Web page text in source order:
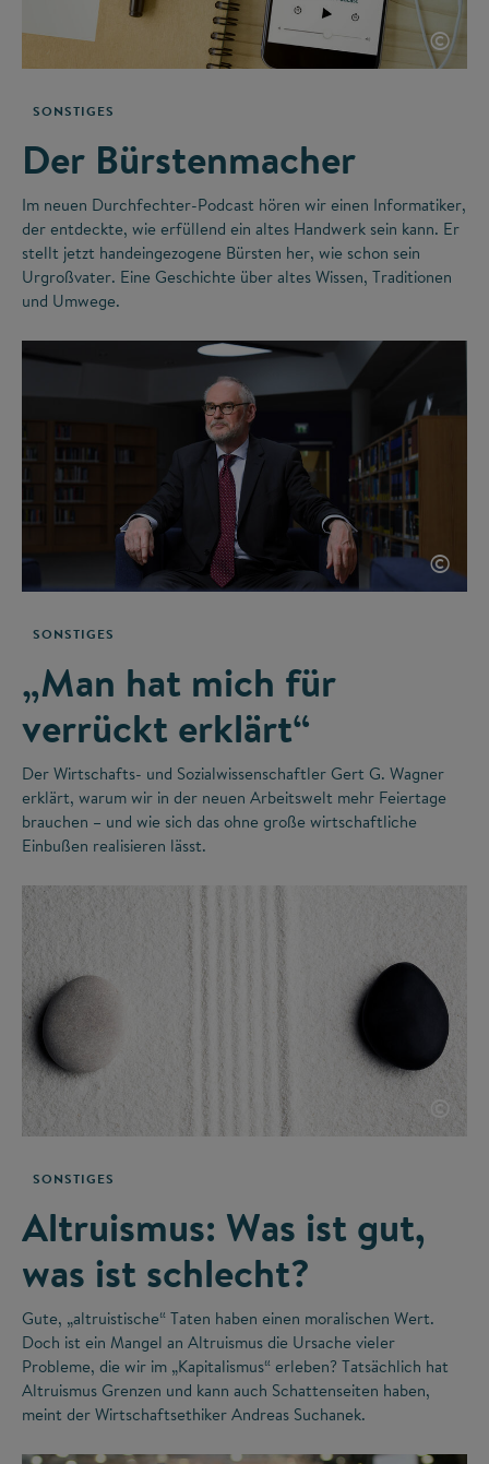
©
SONSTIGES
Der Bürstenmacher
Im neuen Durchfechter-Podcast hören wir einen Informatiker,
der entdeckte, wie erfüllend ein altes Handwerk sein kann. Er
stellt jetzt handeingezogene Bürsten her, wie schon sein
Urgroßvater. Eine Geschichte über altes Wissen, Traditionen
und Umwege.
©
SONSTIGES
„Man hat mich für
verrückt erklärt“
Der Wirtschafts- und Sozialwissenschaftler Gert G. Wagner
erklärt, warum wir in der neuen Arbeitswelt mehr Feiertage
brauchen – und wie sich das ohne große wirtschaftliche
Einbußen realisieren lässt.
©
SONSTIGES
Altruismus: Was ist gut,
was ist schlecht?
Gute, „altruistische“ Taten haben einen moralischen Wert.
Doch ist ein Mangel an Altruismus die Ursache vieler
Probleme, die wir im „Kapitalismus“ erleben? Tatsächlich hat
Altruismus Grenzen und kann auch Schattenseiten haben,
meint der Wirtschaftsethiker Andreas Suchanek.